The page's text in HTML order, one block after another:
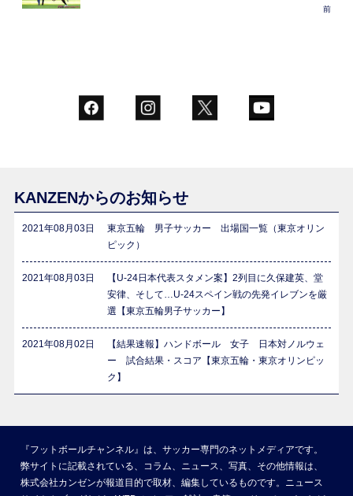
前
KANZENからのお知らせ
2021年08月03日
東京五輪 男子サッカー 出場国一覧（東京オリン
ピック）
2021年08月03日
【U-24日本代表スタメン案】2列目に久保建英、堂
安律、そして…U-24スペイン戦の先発イレブンを厳
選【東京五輪男子サッカー】
2021年08月02日
【結果速報】ハンドボール 女子 日本対ノルウェ
ー 試合結果・スコア【東京五輪・東京オリンピッ
ク】
『フットボールチャンネル』は、サッカー専門のネットメディアです。
弊サイトに記載されている、コラム、ニュース、写真、その他情報は、
株式会社カンゼンが報道目的で取材、編集しているものです。ニュース